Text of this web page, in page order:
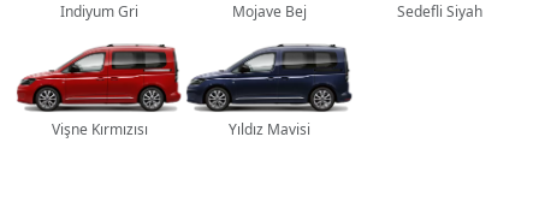
Indiyum Gri Mojave Bej Sedefli Siyah
Vişne Kırmızısı Yıldız Mavisi